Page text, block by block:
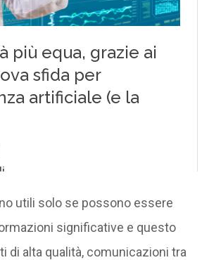
utili solo se possono essere
significative e questo
di alta qualità, comunicazioni tra